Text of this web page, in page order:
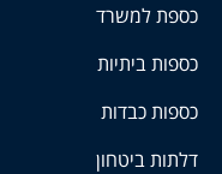
כספת למשרד
כספות ביתיות
כספות כבדות
דלתות ביטחון